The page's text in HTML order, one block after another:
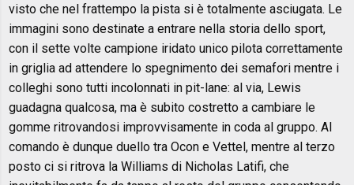
visto che nel frattempo la pista si è totalmente asciugata. Le
immagini sono destinate a entrare nella storia dello sport,
con il sette volte campione iridato unico pilota correttamente
in griglia ad attendere lo spegnimento dei semafori mentre i
colleghi sono tutti incolonnati in pit-lane: al via, Lewis
guadagna qualcosa, ma è subito costretto a cambiare le
gomme ritrovandosi improvvisamente in coda al gruppo. Al
comando è dunque duello tra Ocon e Vettel, mentre al terzo
posto ci si ritrova la Williams di Nicholas Latifi, che